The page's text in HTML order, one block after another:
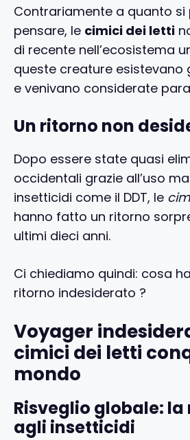
Contrariamente a quanto
pensare, le cimici dei letti
di recente nell’ecosistema
queste creature esistevano
e venivano considerate
Un ritorno non
Dopo essere state quasi
occidentali grazie all’uso
insetticidi come il DDT, le
hanno fatto un ritorno
ultimi dieci anni.
Ci chiediamo quindi: cosa
ritorno indesiderato ?
Voyager
cimici dei letti
mondo
Risveglio globale: la
agli insetticidi